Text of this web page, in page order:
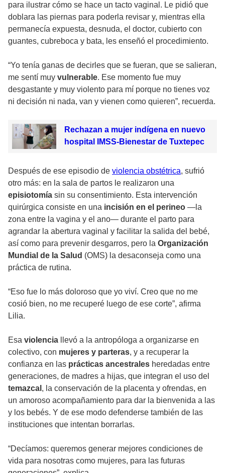
para ilustrar cómo se hace un tacto vaginal. Le pidió que
doblara las piernas para poderla revisar y, mientras ella
permanecía expuesta, desnuda, el doctor, cubierto con
guantes, cubreboca y bata, les enseñó el procedimiento.
“Yo tenía ganas de decirles que se fueran, que se salieran,
me sentí muy vulnerable. Ese momento fue muy
desgastante y muy violento para mí porque no tienes voz
ni decisión ni nada, van y vienen como quieren”, recuerda.
Rechazan a mujer indígena en nuevo
hospital IMSS-Bienestar de Tuxtepec
Después de ese episodio de violencia obstétrica, sufrió
otro más: en la sala de partos le realizaron una
episiotomía sin su consentimiento. Esta intervención
quirúrgica consiste en una incisión en el perineo —la
zona entre la vagina y el ano— durante el parto para
agrandar la abertura vaginal y facilitar la salida del bebé,
así como para prevenir desgarros, pero la Organización
Mundial de la Salud (OMS) la desaconseja como una
práctica de rutina.
“Eso fue lo más doloroso que yo viví. Creo que no me
cosió bien, no me recuperé luego de ese corte”, afirma
Lilia.
Esa violencia llevó a la antropóloga a organizarse en
colectivo, con mujeres y parteras, y a recuperar la
confianza en las prácticas ancestrales heredadas entre
generaciones, de madres a hijas, que integran el uso del
temazcal , la conservación de la placenta y ofrendas, en
un amoroso acompañamiento para dar la bienvenida a las
y los bebés. Y de ese modo defenderse también de las
instituciones que intentan borrarlas.
“Decíamos: queremos generar mejores condiciones de
vida para nosotras como mujeres, para las futuras